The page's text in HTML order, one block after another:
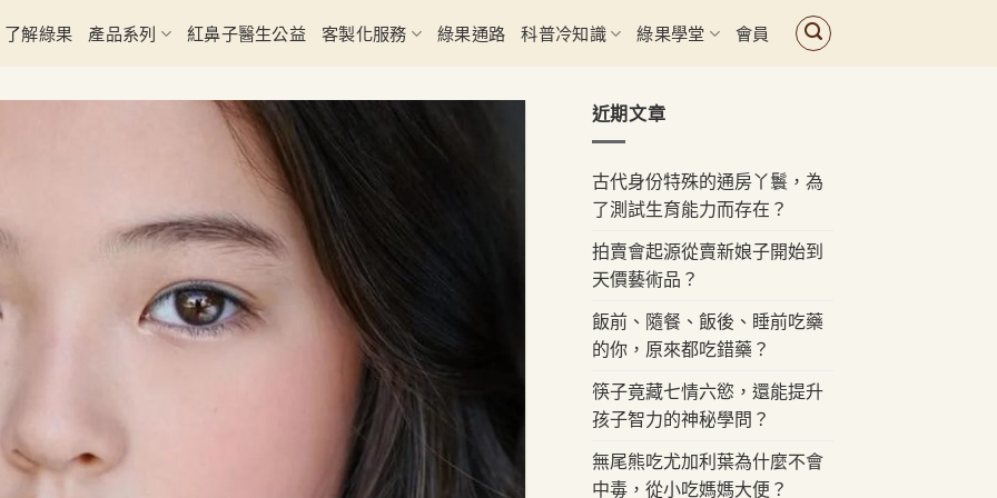
了解綠果 產品系列 紅鼻子醫生公益 客製化服務 綠果通路 科普冷知識 綠果學堂 會員
近期文章
古代身份特殊的通房丫鬟，為
了測試生育能力而存在？
拍賣會起源從賣新娘子開始到
天價藝術品？
飯前、隨餐、飯後、睡前吃藥
的你，原來都吃錯藥？
筷子竟藏七情六慾，還能提升
孩子智力的神秘學問？
無尾熊吃尤加利葉為什麼不會
中毒，從小吃媽媽大便？